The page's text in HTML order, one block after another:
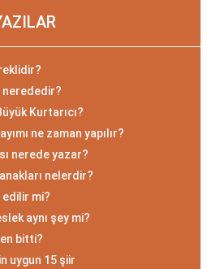
nerededir?
Kurtarıcı?
ne zaman yapılır?
nerede yazar?
nelerdir?
edilir mi?
aynı şey mi?
bitti?
uygun 15 şiir